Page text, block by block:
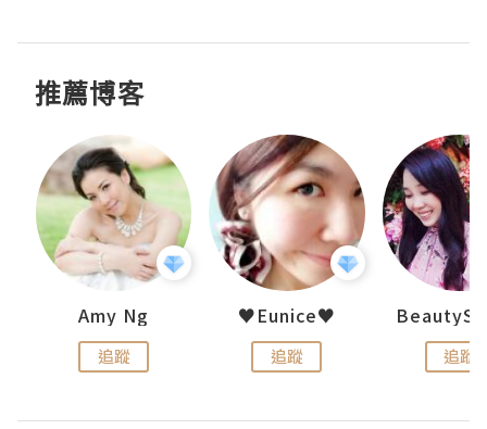
推薦博客
Amy Ng
追蹤
♥Eunice♥
追蹤 追蹤